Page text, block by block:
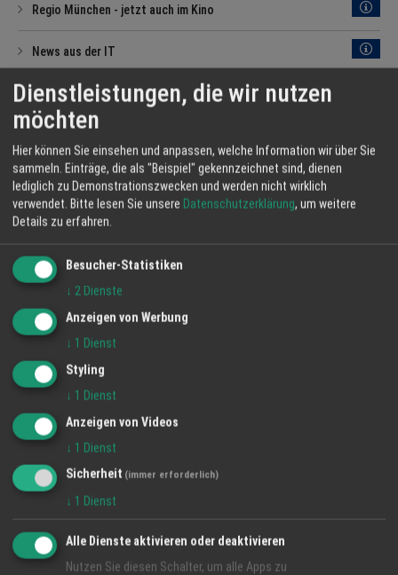
Regio München - jetzt auch im Kino
News aus der IT
Dienstleistungen, die wir nutzen
möchten
Hier können Sie einsehen und anpassen, welche Information wir über Sie
sammeln. Einträge, die als "Beispiel" gekennzeichnet sind, dienen
lediglich zu Demonstrationszwecken und werden nicht wirklich
verwendet. Bitte lesen Sie unsere Datenschutzerklärung, um weitere
Details zu erfahren.
Besucher-Statistiken
↓ 2 Dienste
Anzeigen von Werbung
↓ 1 Dienst
Styling
↓ 1 Dienst
Anzeigen von Videos
↓ 1 Dienst
Sicherheit (immer erforderlich)
↓ 1 Dienst
Alle Dienste aktivieren oder deaktivieren
Nutzen Sie diesen Schalter, um alle Apps zu